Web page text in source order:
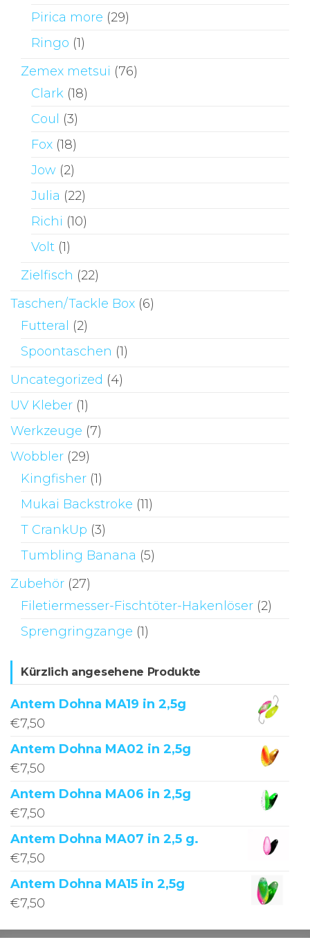
Pirica more (29)
Ringo (1)
Zemex metsui (76)
Clark (18)
Coul (3)
Fox (18)
Jow (2)
Julia (22)
Richi (10)
Volt (1)
Zielfisch (22)
Taschen/Tackle Box (6)
Futteral (2)
Spoontaschen (1)
Uncategorized (4)
UV Kleber (1)
Werkzeuge (7)
Wobbler (29)
Kingfisher (1)
Mukai Backstroke (11)
T CrankUp (3)
Tumbling Banana (5)
Zubehör (27)
Filetiermesser-Fischtöter-Hakenlöser (2)
Sprengringzange (1)
Kürzlich angesehene Produkte
Antem Dohna MA19 in 2,5g
€7,50
Antem Dohna MA02 in 2,5g
€7,50
Antem Dohna MA06 in 2,5g
€7,50
Antem Dohna MA07 in 2,5 g.
€7,50
Antem Dohna MA15 in 2,5g
€7,50